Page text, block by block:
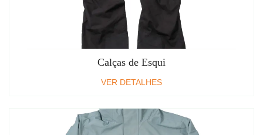
Calças de Esqui
VER DETALHES